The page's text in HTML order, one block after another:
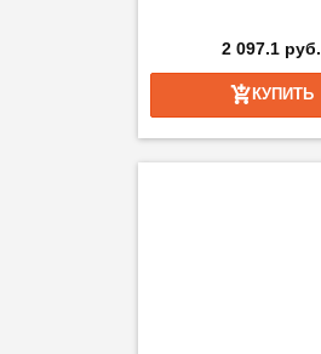
2 097.1 руб.
КУПИТЬ